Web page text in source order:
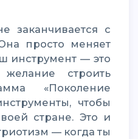
просто меняет
инструмент — это
строить
«Поколение
чтобы
стране. Это и
— когда ты